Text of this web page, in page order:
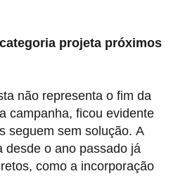
projeta próximos
não representa o fim da
campanha, ficou evidente
seguem sem solução. A
desde o ano passado já
como a incorporação